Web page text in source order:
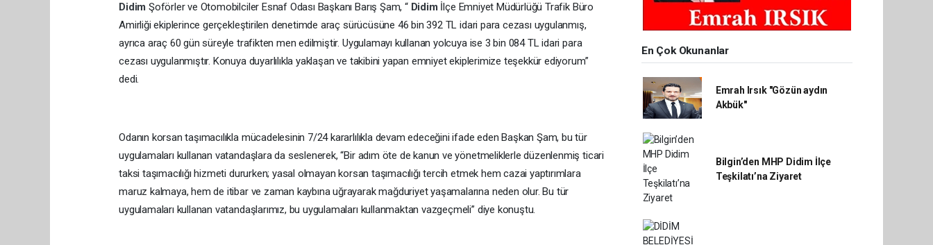
Didim Şoförler ve Otomobilciler Esnaf Odası Başkanı Barış Şam, “ Didim İlçe Emniyet Müdürlüğü Trafik Büro
Amirliği ekiplerince gerçekleştirilen denetimde araç sürücüsüne 46 bin 392 TL idari para cezası uygulanmış,
ayrıca araç 60 gün süreyle trafikten men edilmiştir. Uygulamayı kullanan yolcuya ise 3 bin 084 TL idari para
cezası uygulanmıştır. Konuya duyarlılıkla yaklaşan ve takibini yapan emniyet ekiplerimize teşekkür ediyorum”
dedi.
Odanın korsan taşımacılıkla mücadelesinin 7/24 kararlılıkla devam edeceğini ifade eden Başkan Şam, bu tür
uygulamaları kullanan vatandaşlara da seslenerek, “Bir adım öte de kanun ve yönetmeliklerle düzenlenmiş ticari
taksi taşımacılığı hizmeti dururken; yasal olmayan korsan taşımacılığı tercih etmek hem cazai yaptırımlara
maruz kalmaya, hem de itibar ve zaman kaybına uğrayarak mağduriyet yaşamalarına neden olur. Bu tür
uygulamaları kullanan vatandaşlarımız, bu uygulamaları kullanmaktan vazgeçmeli” diye konuştu.
En Çok Okunanlar
Emrah Irsık "Gözün aydın
Akbük"
Bilgin’den MHP Didim İlçe
Teşkilatı’na Ziyaret